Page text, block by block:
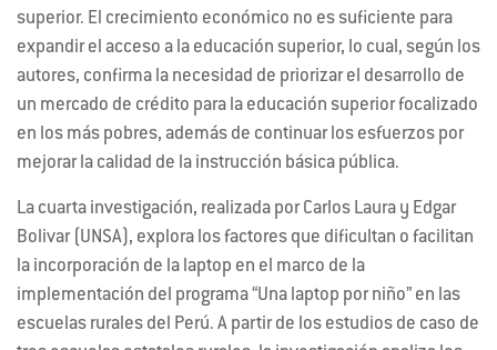
superior. El crecimiento económico no es suficiente para
expandir el acceso a la educación superior, lo cual, según los
autores, confirma la necesidad de priorizar el desarrollo de
un mercado de crédito para la educación superior focalizado
en los más pobres, además de continuar los esfuerzos por
mejorar la calidad de la instrucción básica pública.
La cuarta investigación, realizada por Carlos Laura y Edgar
Bolivar ( UNSA ), explora los factores que dificultan o facilitan
la incorporación de la laptop en el marco de la
implementación del programa “Una laptop por niño” en las
escuelas rurales del Perú. A partir de los estudios de caso de